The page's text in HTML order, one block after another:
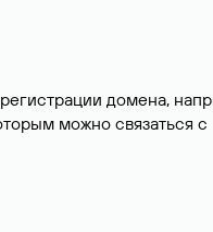
домена,
можно связаться с